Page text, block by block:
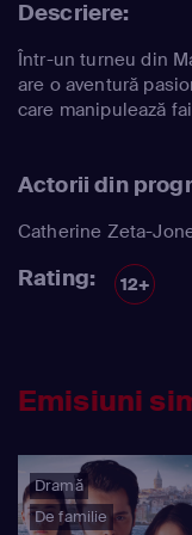
Descriere:
Într-un turneu din
are o aventură
care manipulează
Actorii din
Catherine Zeta-
Rating: 12+
Emisiuni
Dramă
De familie